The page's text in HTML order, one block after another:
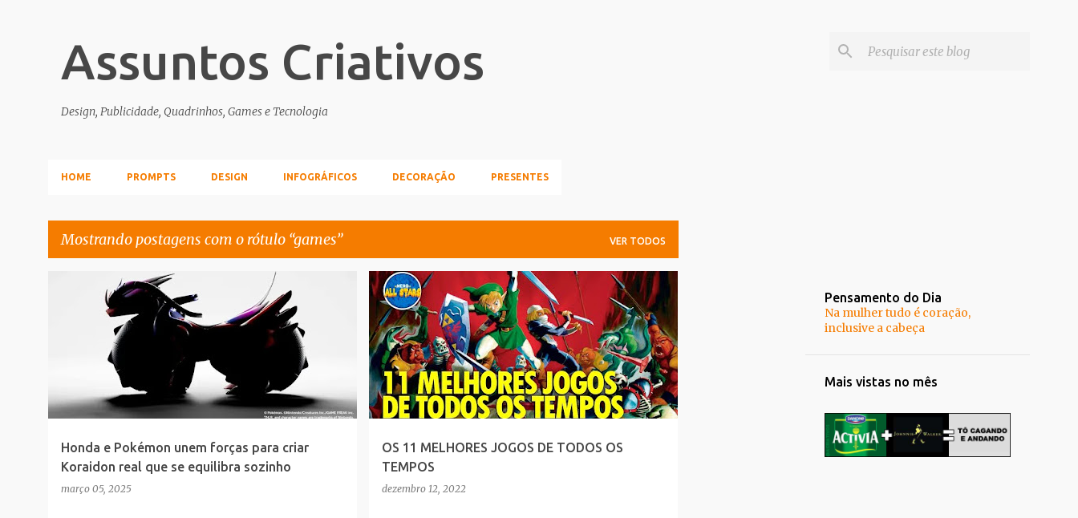
Assuntos Criativos
Design, Publicidade, Quadrinhos, Games e Tecnologia
HOME PROMPTS DESIGN INFOGRÁFICOS DECORAÇÃO PRESENTES
Mostrando postagens com o rótulo games VER TODOS
g
Honda e Pokémon unem forças para criar
Koraidon real que se equilibra sozinho
março 05, 2025
CULTURA POP GAMES TRANSPORTE
OS 11 MELHORES JOGOS DE TODOS OS
TEMPOS
dezembro 12, 2022
CULTURA POP GAMES
Pensamento do Dia
Na mulher tudo é coração,
inclusive a cabeça
Mais vistas no mês